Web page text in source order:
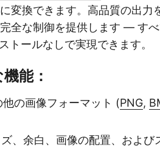
変換できます。高品質の出力
全な制御を提供します — す
トールなしで実現できます。
能：
他の画像フォーマット (PNG,
、余白、画像の配置、および